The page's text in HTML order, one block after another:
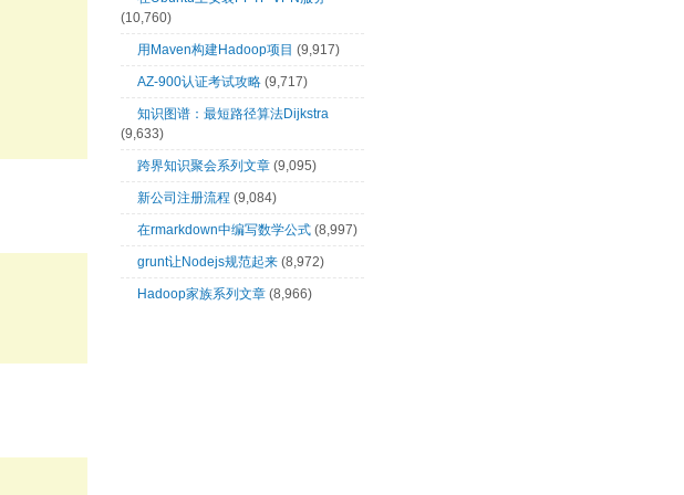
(10,760)
用Maven构建Hadoop项目 (9,917)
AZ-900认证考试攻略 (9,717)
知识图谱：最短路径算法Dijkstra
(9,633)
跨界知识聚会系列文章 (9,095)
新公司注册流程 (9,084)
在rmarkdown中编写数学公式 (8,997)
grunt让Nodejs规范起来 (8,972)
Hadoop家族系列文章 (8,966)